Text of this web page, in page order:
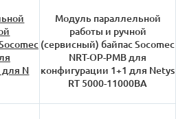
N
Модуль параллельной
работы и ручной
(сервисный) байпас Socomec
NRT-OP-PMB для
конфигурации 1+1 для Netys
RT 5000-11000ВА